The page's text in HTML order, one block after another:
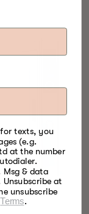
texts, you
(e.g.
at the number
Msg & data
at
unsubscribe
Terms.